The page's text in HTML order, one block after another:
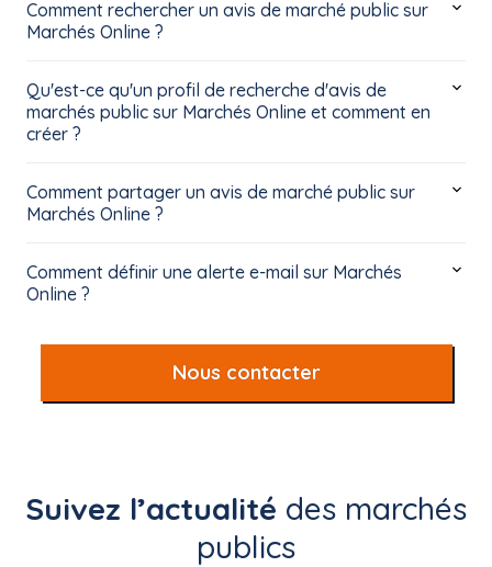
Comment rechercher un avis de marché public sur
Marchés Online ?
Qu'est-ce qu'un profil de recherche d'avis de
marchés public sur Marchés Online et comment en
créer ?
Comment partager un avis de marché public sur
Marchés Online ?
Comment définir une alerte e-mail sur Marchés
Online ?
Nous contacter
Suivez l’actualité des marchés
publics